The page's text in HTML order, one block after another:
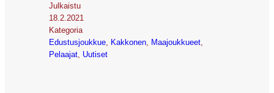
Julkaistu
18.2.2021
Kategoria
Edustusjoukkue Kakkonen Maajoukkueet
Pelaajat Uutiset